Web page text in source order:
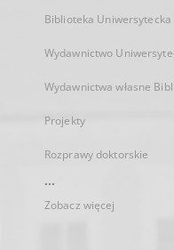
Biblioteka Uniwersytecka
Wydawnictwo
Wydawnictwa własne
Projekty
Rozprawy doktorskie
...
Zobacz więcej